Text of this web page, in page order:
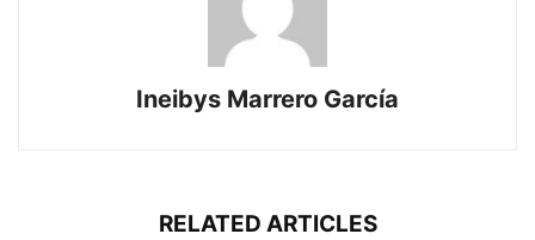
Ineibys Marrero García
RELATED ARTICLES